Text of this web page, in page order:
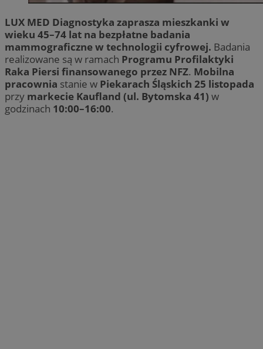
LUX MED Diagnostyka zaprasza mieszkanki w
wieku 45–74 lat na bezpłatne badania
mammograficzne w technologii cyfrowej. Badania
realizowane są w ramach Programu Profilaktyki
Raka Piersi finansowanego przez NFZ. Mobilna
pracownia stanie w Piekarach Śląskich 25 listopada
przy markecie Kaufland (ul. Bytomska 41) w
godzinach 10:00–16:00.